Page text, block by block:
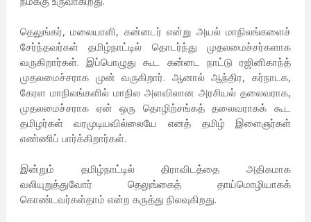
தெலுங்கர், மலையாளி, கன்னடர் என்று அயல் மாநிலங்களைச்
சேர்ந்தவர்கள் தமிழ்நாட்டில் தொடர்ந்து முதலமைச்சர்களாக
வருகிறார்கள். இப்பொழுது கூட கன்னட நாட்டு ரஜினிகாந்த்
முதலமைச்சராக முன் வருகிறார். ஆனால் ஆந்திர, கர்நாடக,
கேரள மாநிலங்களில் மாநில அளவிலான அரசியல் தலைவராக,
முதலமைச்சராக ஏன் ஒரு தொழிற்சங்கத் தலைவராகக் கூட
தமிழர்கள் வரமுடியவில்லையே எனத் தமிழ் இளைஞர்கள்
எண்ணிப் பார்க்கிறார்கள்.
இன்றும் தமிழ்நாட்டில் திராவிடத்தை அதிகமாக
வலியுறுத்துவோர் தெலுங்கைத் தாய்மொழியாகக்
கொண்டவர்கள்தாம் என்ற கருத்து நிலவுகிறது.